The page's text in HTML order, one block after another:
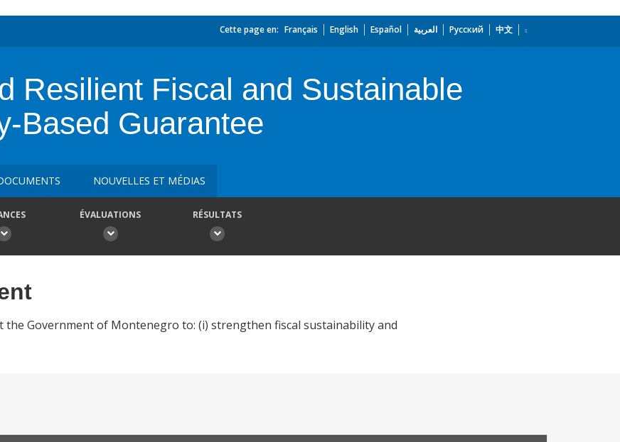
Cette page en: Français English Español العربية Русский 中文
Resilient Fiscal and Sustainable
Based Guarantee
NOUVELLES ET MÉDIAS
ÉVALUATIONS RÉSULTATS
Government of Montenegro to: (i) strengthen fiscal sustainability and